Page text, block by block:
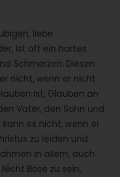
liebe
ist oft ein hartes
Schmerzen. Diesen
nicht, wenn er nicht
ist, Glauben an
Vater, den Sohn und
kann es nicht, wenn er
zu leiden und
in allem, auch
Böse zu sein,